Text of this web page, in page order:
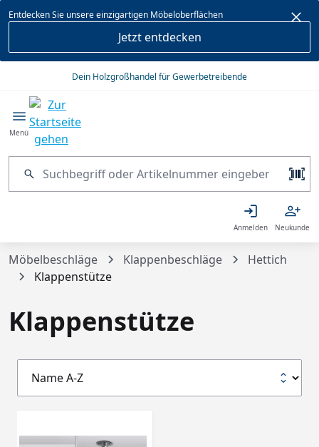
springen
Entdecken Sie unsere einzigartigen Möbeloberflächen
Jetzt entdecken
Dein Holzgroßhandel für Gewerbetreibende
Menü
Anmelden Neukunde
Möbelbeschläge Klappenbeschläge
Hettich
Klappenstütze
Klappenstütze